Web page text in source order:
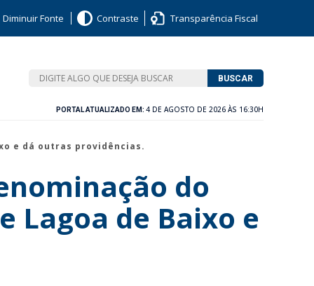
Diminuir Fonte Contraste Transparência Fiscal
BUSCAR
PORTAL ATUALIZADO EM: 4 DE AGOSTO DE 2026 ÀS 16:30H
e dá outras providências.
do
Lagoa de Baixo e